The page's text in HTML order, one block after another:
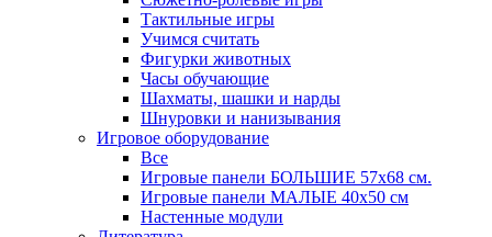
Тактильные игры
Учимся считать
Фигурки животных
Часы обучающие
Шахматы, шашки и нарды
Шнуровки и нанизывания
Игровое оборудование
Все
Игровые панели БОЛЬШИЕ 57х68 см.
Игровые панели МАЛЫЕ 40х50 см
Настенные модули